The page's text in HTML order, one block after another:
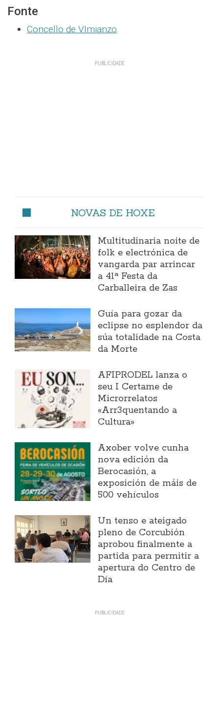
Fonte
Concello de VImianzo.
NOVAS DE HOXE
Multitudinaria noite de
folk e electrónica de
vangarda par arrincar
a 41ª Festa da
Carballeira de Zas
Guía para gozar da
eclipse no esplendor da
súa totalidade na Costa
da Morte
AFIPRODEL lanza o
seu I Certame de
Microrrelatos
«Arr3quentando a
Cultura»
Axober volve cunha
nova edición da
Berocasión, a
exposición de máis de
500 vehículos
Un tenso e ateigado
pleno de Corcubión
aprobou finalmente a
partida para permitir a
apertura do Centro de
Día